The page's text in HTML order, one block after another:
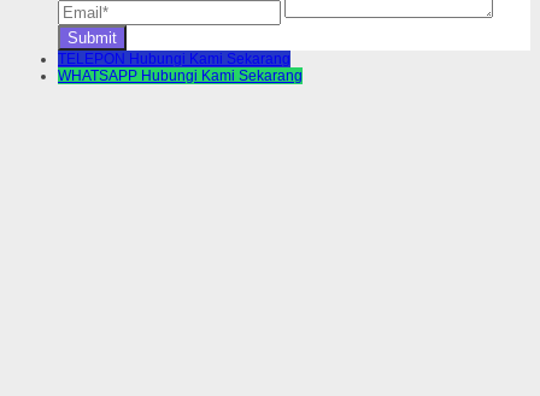
TELEPON Hubungi Kami Sekarang
WHATSAPP Hubungi Kami Sekarang